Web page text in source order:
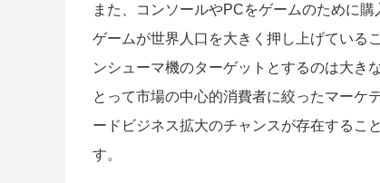
また、コンソールやPCをゲームのために
ゲームが世界人口を大きく押し上げている
ンシューマ機のターゲットとするのは大き
とって市場の中心的消費者に絞ったマーケ
ードビジネス拡大のチャンスが存在するこ
す。